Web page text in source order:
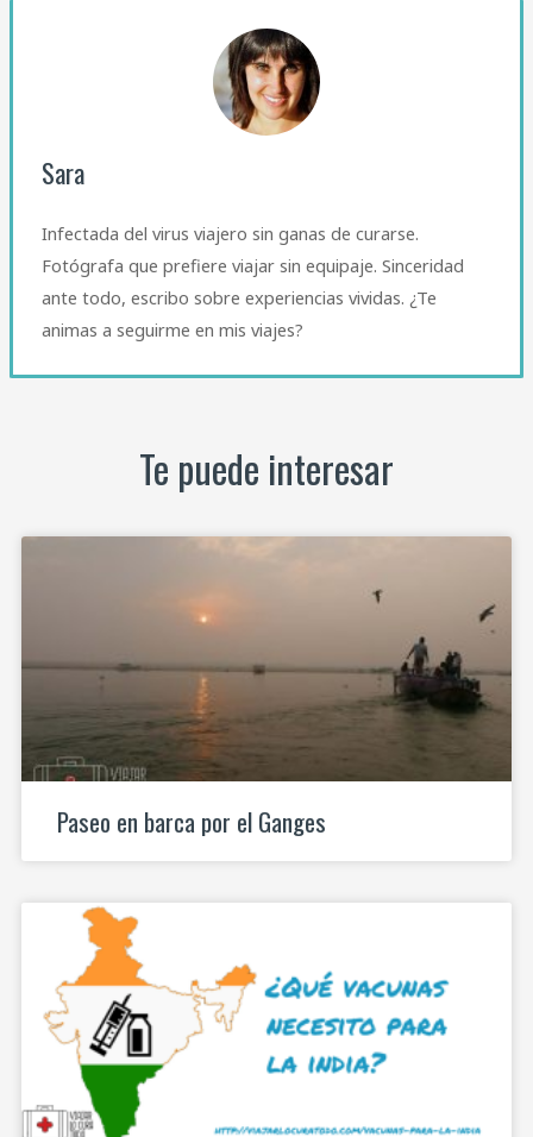
Sara
Infectada del virus viajero sin ganas de curarse.
Fotógrafa que prefiere viajar sin equipaje. Sinceridad
ante todo, escribo sobre experiencias vividas. ¿Te
animas a seguirme en mis viajes?
Te puede interesar
Paseo en barca por el Ganges